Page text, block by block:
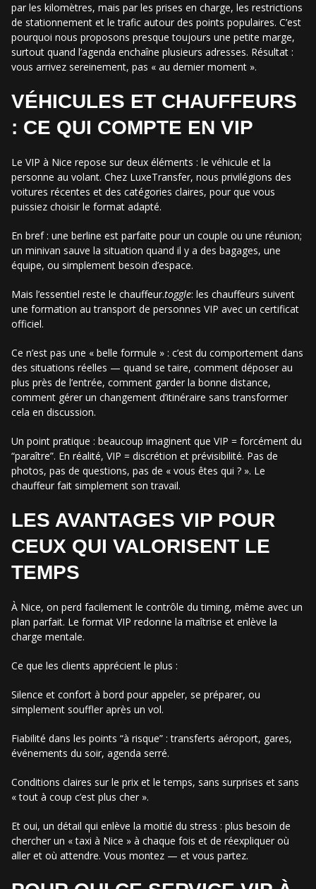
par les kilomètres, mais par les prises en charge, les restrictions
de stationnement et le trafic autour des points populaires. C’est
pourquoi nous proposons presque toujours une petite marge,
surtout quand l’agenda enchaîne plusieurs adresses. Résultat :
vous arrivez sereinement, pas « au dernier moment ».
VÉHICULES ET CHAUFFEURS
: CE QUI COMPTE EN VIP
Le VIP à Nice repose sur deux éléments : le véhicule et la
personne au volant. Chez LuxeTransfer, nous privilégions des
voitures récentes et des catégories claires, pour que vous
puissiez choisir le format adapté.
En bref : une berline est parfaite pour un couple ou une réunion;
un minivan sauve la situation quand il y a des bagages, une
équipe, ou simplement besoin d’espace.
Mais l’essentiel reste le chauffeur.toggle: les chauffeurs suivent
une formation au transport de personnes VIP avec un certificat
officiel.
Ce n’est pas une « belle formule » : c’est du comportement dans
des situations réelles — quand se taire, comment déposer au
plus près de l’entrée, comment garder la bonne distance,
comment gérer un changement d’itinéraire sans transformer
cela en discussion.
Un point pratique : beaucoup imaginent que VIP = forcément du
“paraître”. En réalité, VIP = discrétion et prévisibilité. Pas de
photos, pas de questions, pas de « vous êtes qui ? ». Le
chauffeur fait simplement son travail.
LES AVANTAGES VIP POUR
CEUX QUI VALORISENT LE
TEMPS
À Nice, on perd facilement le contrôle du timing, même avec un
plan parfait. Le format VIP redonne la maîtrise et enlève la
charge mentale.
Ce que les clients apprécient le plus :
Silence et confort à bord pour appeler, se préparer, ou
simplement souffler après un vol.
Fiabilité dans les points “à risque” : transferts aéroport, gares,
événements du soir, agenda serré.
Conditions claires sur le prix et le temps, sans surprises et sans
« tout à coup c’est plus cher ».
Et oui, un détail qui enlève la moitié du stress : plus besoin de
chercher un « taxi à Nice » à chaque fois et de réexpliquer où
aller et où attendre. Vous montez — et vous partez.